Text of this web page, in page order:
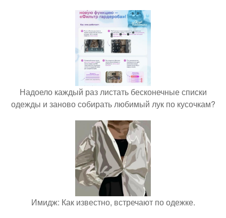
Надоело каждый раз листать бесконечные списки
одежды и заново собирать любимый лук по кусочкам?
Имидж: Как известно, встречают по одежке.